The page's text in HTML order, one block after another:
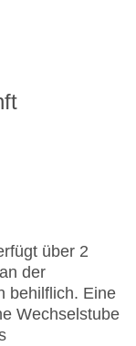
über 2
der
behilflich. Eine
Wechselstube